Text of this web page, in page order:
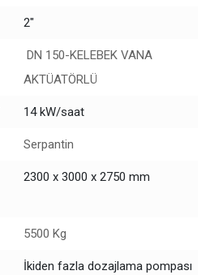
2"
DN 150-KELEBEK VANA
AKTÜATÖRLÜ
14 kW/saat
Serpantin
2300 x 3000 x 2750 mm
5500 Kg
İkiden fazla dozajlama pompası